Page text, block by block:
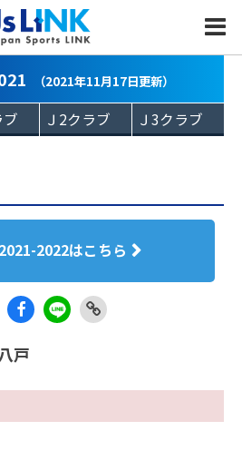
（2021年11月17日更新）
2022はこちら
eb
oo
k
戸